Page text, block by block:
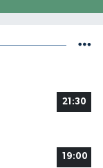
21:30
19:00